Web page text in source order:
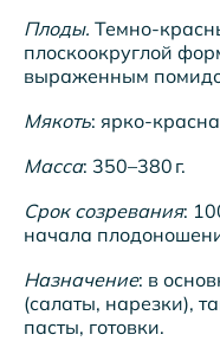
Плоды. Темно-
плоскоокруглой
выраженным
Мякоть: ярко-
Масса: 350–380 г.
Срок созревания:
начала
Назначение: в
(салаты, нарезки),
пасты, готовки.